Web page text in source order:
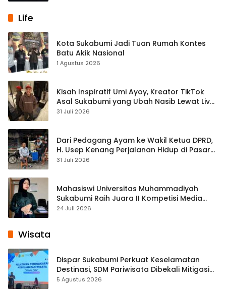
Life
Kota Sukabumi Jadi Tuan Rumah Kontes
Batu Akik Nasional
1 Agustus 2026
Kisah Inspiratif Umi Ayoy, Kreator TikTok
Asal Sukabumi yang Ubah Nasib Lewat Live
Streaming
31 Juli 2026
Dari Pedagang Ayam ke Wakil Ketua DPRD,
H. Usep Kenang Perjalanan Hidup di Pasar
Cisaat
31 Juli 2026
Mahasiswi Universitas Muhammadiyah
Sukabumi Raih Juara II Kompetisi Media
Pembelajaran Digital Tingkat Internasional
24 Juli 2026
Wisata
Dispar Sukabumi Perkuat Keselamatan
Destinasi, SDM Pariwisata Dibekali Mitigasi
hingga Teknik Evakuasi
5 Agustus 2026